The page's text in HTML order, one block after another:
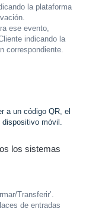
la plataforma
ese evento,
indicando la
correspondiente.
a un código QR, el
dispositivo móvil.
los sistemas
Transferir’.
de entradas